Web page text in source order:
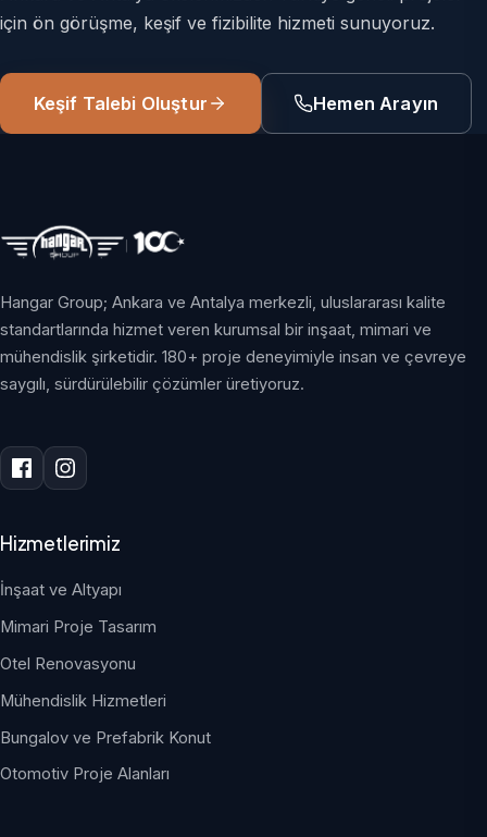
için ön görüşme, keşif ve fizibilite hizmeti sunuyoruz.
Keşif Talebi Oluştur Hemen Arayın
Hangar Group; Ankara ve Antalya merkezli, uluslararası kalite
standartlarında hizmet veren kurumsal bir inşaat, mimari ve
mühendislik şirketidir. 180+ proje deneyimiyle insan ve çevreye
saygılı, sürdürülebilir çözümler üretiyoruz.
Hizmetlerimiz
İnşaat ve Altyapı
Mimari Proje Tasarım
Otel Renovasyonu
Mühendislik Hizmetleri
Bungalov ve Prefabrik Konut
Otomotiv Proje Alanları